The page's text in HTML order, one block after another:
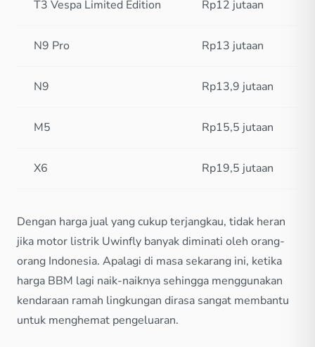
T3 Vespa Limited Edition Rp12 jutaan
N9 Pro Rp13 jutaan
N9 Rp13,9 jutaan
M5 Rp15,5 jutaan
X6 Rp19,5 jutaan
Dengan harga jual yang cukup terjangkau, tidak heran
jika motor listrik Uwinfly banyak diminati oleh orang-
orang Indonesia. Apalagi di masa sekarang ini, ketika
harga BBM lagi naik-naiknya sehingga menggunakan
kendaraan ramah lingkungan dirasa sangat membantu
untuk menghemat pengeluaran.